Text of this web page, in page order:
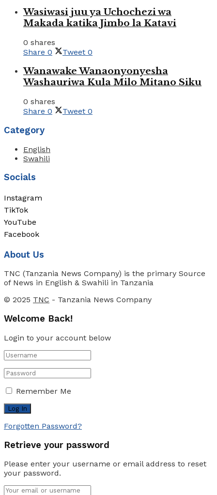
Wasiwasi juu ya Uchochezi wa
Makada katika Jimbo la Katavi
0 shares
Share 0 Tweet 0
Wanawake Wanaonyonyesha
Washauriwa Kula Milo Mitano Siku
0 shares
Share 0 Tweet 0
Category
English
Swahili
Socials
Instagram
TikTok
YouTube
Facebook
About Us
TNC (Tanzania News Company) is the primary Source
of News in English & Swahili in Tanzania
© 2025 TNC - Tanzania News Company
Welcome Back!
Login to your account below
Remember Me
Forgotten Password?
Retrieve your password
Please enter your username or email address to reset
your password.